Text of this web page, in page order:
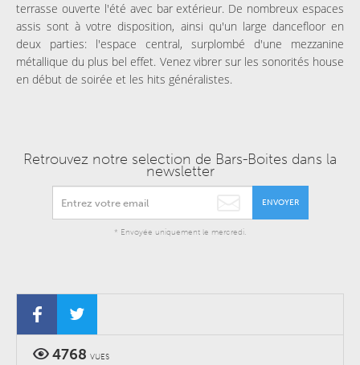
terrasse ouverte l'été avec bar extérieur. De nombreux espaces
assis sont à votre disposition, ainsi qu'un large dancefloor en
deux parties: l'espace central, surplombé d'une mezzanine
métallique du plus bel effet. Venez vibrer sur les sonorités house
en début de soirée et les hits généralistes.
Retrouvez notre selection de Bars-Boites dans la
newsletter
ENVOYER
* Envoyée uniquement le mercredi.
4768 VUES